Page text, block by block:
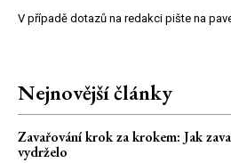
V případě dotazů na redakci pište na
Nejnovější články
Zavařování krok za krokem: Jak
vydrželo